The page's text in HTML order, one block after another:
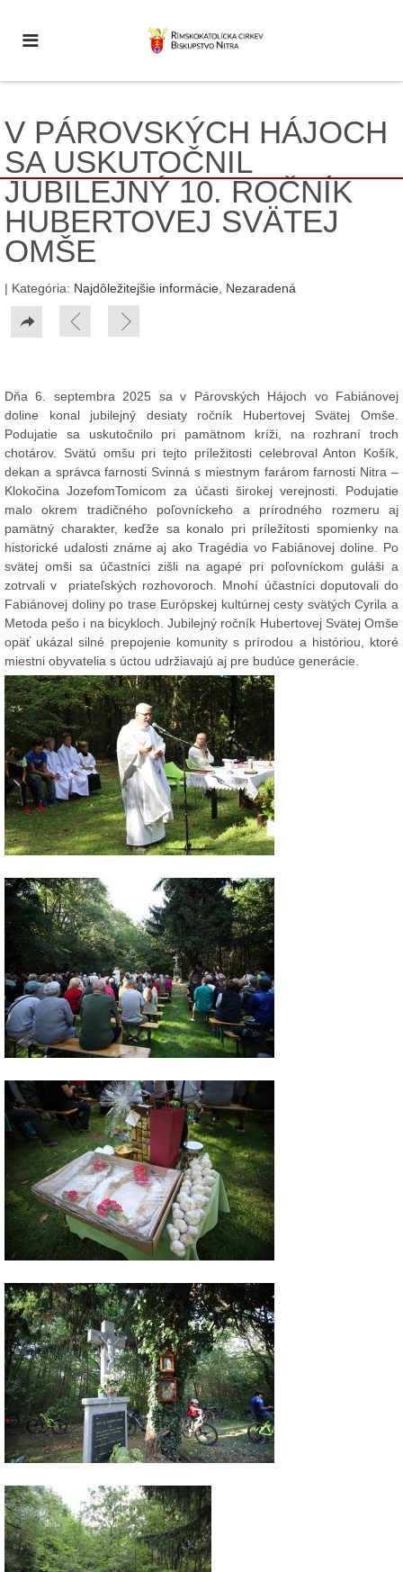
V PÁROVSKÝCH HÁJOCH
SA USKUTOČNIL
JUBILEJNÝ 10. ROČNÍK
HUBERTOVEJ SVÄTEJ
OMŠE
| Kategória: Najdôležitejšie informácie Nezaradená
Dňa 6. septembra 2025 sa v Párovských Hájoch vo Fabiánovej
doline konal jubilejný desiaty ročník Hubertovej Svätej Omše.
Podujatie sa uskutočnilo pri pamätnom kríži, na rozhraní troch
chotárov. Svätú omšu pri tejto príležitosti celebroval Anton Košík,
dekan a správca farnosti Svinná s miestnym farárom farnosti Nitra –
Klokočina JozefomTomicom za účasti širokej verejnosti. Podujatie
malo okrem tradičného poľovníckeho a prírodného rozmeru aj
pamätný charakter, keďže sa konalo pri príležitosti spomienky na
historické udalosti známe aj ako Tragédia vo Fabiánovej doline. Po
svätej omši sa účastníci zišli na agapé pri poľovníckom guláši a
zotrvali v priateľských rozhovoroch. Mnohí účastníci doputovali do
Fabiánovej doliny po trase Európskej kultúrnej cesty svätých Cyrila a
Metoda pešo i na bicykloch. Jubilejný ročník Hubertovej Svätej Omše
opäť ukázal silné prepojenie komunity s prírodou a históriou, ktoré
miestni obyvatelia s úctou udržiavajú aj pre budúce generácie.